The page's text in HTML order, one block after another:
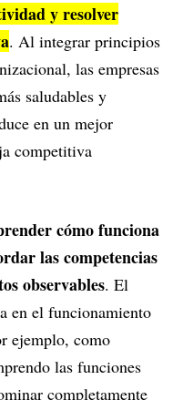
y resolver
. Al integrar principios
las empresas
saludables y
en un mejor
competitiva
cómo funciona
las competencias
observables. El
en el funcionamiento
ejemplo, como
las funciones
completamente